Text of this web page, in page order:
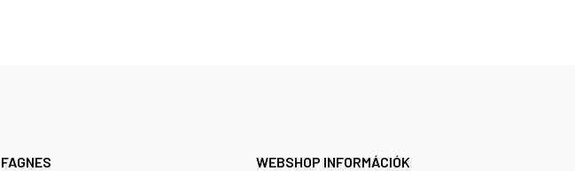
FAGNES WEBSHOP INFORMÁCIÓK